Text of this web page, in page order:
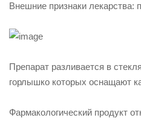
Внешние признаки лекарства:
Препарат разливается в
горлышко которых оснащают
Фармакологический продукт